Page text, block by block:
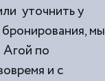
уточнить у
мы
по
и с